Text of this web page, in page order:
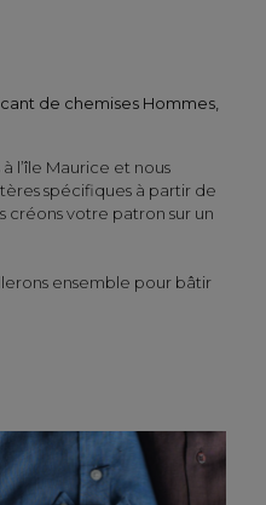
de chemises Hommes,
l’île Maurice et nous
spécifiques à partir de
créons votre patron sur un
ensemble pour bâtir